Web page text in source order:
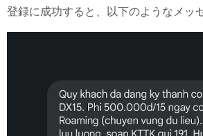
登録に成功すると、以下のようなメッ